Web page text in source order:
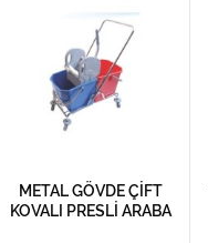
METAL GÖVDE ÇİFT
KOVALI PRESLİ ARABA